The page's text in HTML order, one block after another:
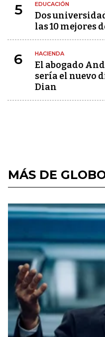
5 EDUCACIÓN
Dos
las 10 mejores
6 HACIENDA
El abogado
sería el nuevo
Dian
MÁS DE